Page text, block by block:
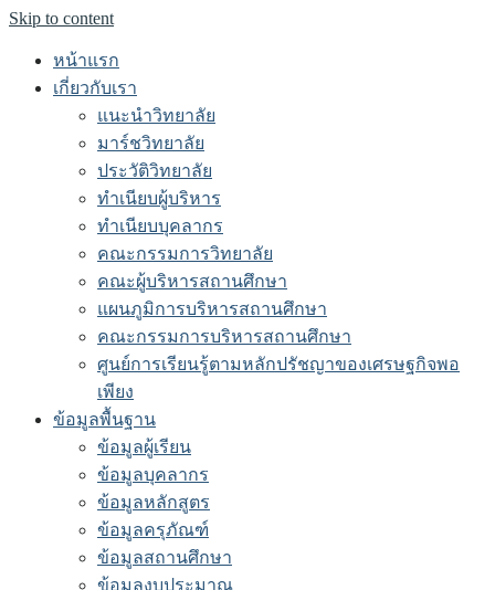
Skip to content
หน้าแรก
เกี่ยวกับเรา
แนะนำวิทยาลัย
มาร์ชวิทยาลัย
ประวัติวิทยาลัย
ทำเนียบผู้บริหาร
ทำเนียบบุคลากร
คณะกรรมการวิทยาลัย
คณะผู้บริหารสถานศึกษา
แผนภูมิการบริหารสถานศึกษา
คณะกรรมการบริหารสถานศึกษา
ศูนย์การเรียนรู้ตามหลักปรัชญาของเศรษฐกิจพอ
เพียง
ข้อมูลพื้นฐาน
ข้อมูลผู้เรียน
ข้อมูลบุคลากร
ข้อมูลหลักสูตร
ข้อมูลครุภัณฑ์
ข้อมูลสถานศึกษา
ข้อมูลงบประมาณ